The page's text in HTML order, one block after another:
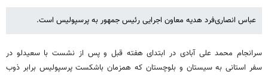
عباس انصاری‌فرد هدیه معاون اجرایی رئیس جمهور به پرسپولیس است.
سرانجام محمد علی آبادی در ابتدای هفته قبل و پس از نشست با سعیدلو در
سفر استانی به سیستان و بلوچستان که همزمان باشکست پرسپولیس برابر ذوب